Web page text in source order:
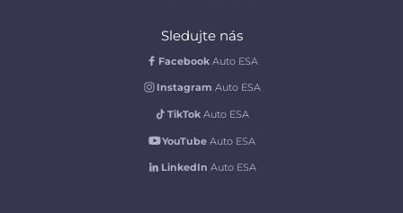
Sledujte nás
Facebook Auto ESA
Instagram Auto ESA
TikTok Auto ESA
YouTubeAuto ESA
LinkedIn Auto ESA